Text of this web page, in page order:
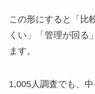
この形にすると「比
くい」「管理が回る
ます。
1,005人調査でも、